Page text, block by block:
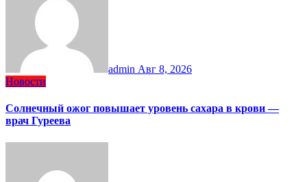
admin Авг 8, 2026
Новости
Солнечный ожог повышает уровень сахара в крови —
врач Гуреева